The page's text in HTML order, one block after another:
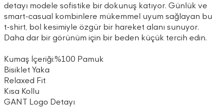
detayı modele sofistike bir dokunuş katıyor. Günlük ve
smart-casual kombinlere mükemmel uyum sağlayan bu
t-shirt, bol kesimiyle özgür bir hareket alanı sunuyor.
Daha dar bir görünüm için bir beden küçük tercih edin.
Kumaş İçeriği:%100 Pamuk
Bisiklet Yaka
Relaxed Fit
Kısa Kollu
GANT Logo Detayı